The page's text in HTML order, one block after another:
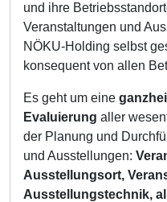
und ihre
Veranstaltungen und
NÖKU-Holding selbst
konsequent von allen
Es geht um eine
Evaluierung aller
der Planung und
und Ausstellungen:
Ausstellungsort,
Ausstellungstechnik,